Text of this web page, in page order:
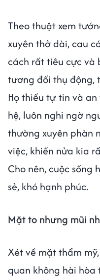
Theo thuật xem
xuyên thở dài, cau
cách rất tiêu cực và
tương đối thụ động,
Họ thiếu tự tin và
hệ, luôn nghi ngờ
thường xuyên phàn
việc, khiến nửa kia
Cho nên, cuộc sống
sẻ, khó hạnh phúc.
Mặt to nhưng mũi
Xét về mặt thẩm
quan không hài